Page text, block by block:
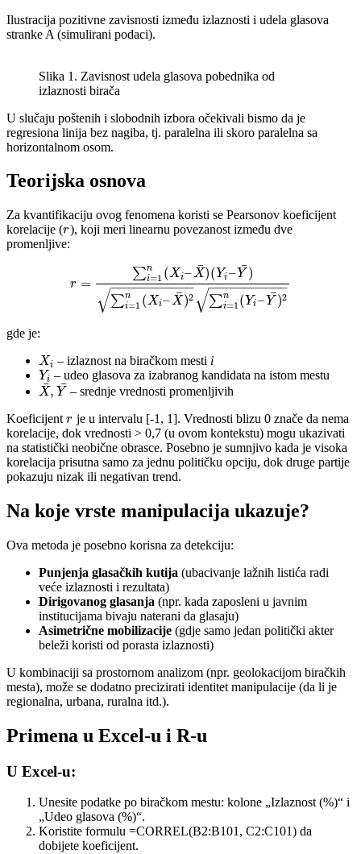
Ilustracija pozitivne zavisnosti između izlaznosti i udela glasova
stranke A (simulirani podaci).
Slika 1. Zavisnost udela glasova pobednika od
izlaznosti birača
U slučaju poštenih i slobodnih izbora očekivali bismo da je
regresiona linija bez nagiba, tj. paralelna ili skoro paralelna sa
horizontalnom osom.
Teorijska osnova
Za kvantifikaciju ovog fenomena koristi se Pearsonov koeficijent
korelacije (r), koji meri linearnu povezanost između dve
promenljive:
r =
∑n
i=1 (Xi–X
¯)(Yi– Y¯)
∑n
i=1 (Xi–X
¯)2
− −
−−−−−−−−−
√ ∑n
i=1 (Yi– Y¯)2
− −
−−−−−−−−−
√
gde je:
Xi – izlaznost na biračkom mesti i
Yi – udeo glasova za izabranog kandidata na istom mestu
X
¯, Y¯– srednje vrednosti promenljivih
Koeficijent r je u intervalu [-1, 1]. Vrednosti blizu 0 znače da nema
korelacije, dok vrednosti > 0,7 (u ovom kontekstu) mogu ukazivati
na statistički neobične obrasce. Posebno je sumnjivo kada je visoka
korelacija prisutna samo za jednu političku opciju, dok druge partije
pokazuju nizak ili negativan trend.
Na koje vrste manipulacija ukazuje?
Ova metoda je posebno korisna za detekciju:
Punjenja glasačkih kutija (ubacivanje lažnih listića radi
veće izlaznosti i rezultata)
Dirigovanog glasanja (npr. kada zaposleni u javnim
institucijama bivaju naterani da glasaju)
Asimetrične mobilizacije (gdje samo jedan politički akter
beleži koristi od porasta izlaznosti)
U kombinaciji sa prostornom analizom (npr. geolokacijom biračkih
mesta), može se dodatno precizirati identitet manipulacije (da li je
regionalna, urbana, ruralna itd.).
Primena u Excel-u i R-u
U Excel-u:
Unesite podatke po biračkom mestu: kolone „Izlaznost (%)“ i
„Udeo glasova (%)“.
Koristite formulu =CORREL(B2:B101, C2:C101) da
dobijete koeficijent.